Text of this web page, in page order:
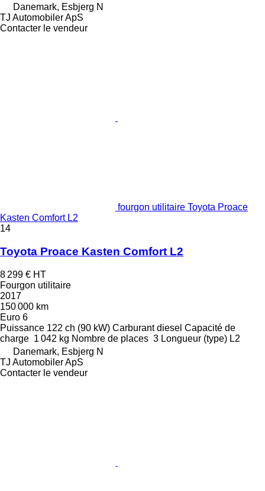
Danemark, Esbjerg N
TJ Automobiler ApS
Contacter le vendeur
fourgon utilitaire Toyota Proace
Kasten Comfort L2
14
Toyota Proace Kasten Comfort L2
8 299 € HT
Fourgon utilitaire
2017
150 000 km
Euro 6
Puissance 122 ch (90 kW) Carburant diesel Capacité de
charge 1 042 kg Nombre de places 3 Longueur (type) L2
Danemark, Esbjerg N
TJ Automobiler ApS
Contacter le vendeur